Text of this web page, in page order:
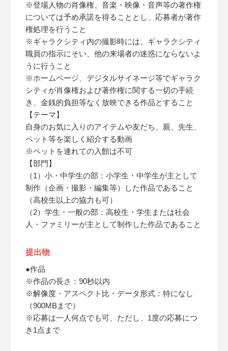
※登場人物の肖像権、音楽・映像・音声等の著作権
については予め承諾を得ることとし、応募者が著作
権処理を行うこと
※ギャラクシティ内の撮影時には、ギャラクシティ
職員の指示にそい、他の来場者の迷惑にならないよ
うに行うこと
※ホームページ、デジタルサイネージ等でギャラク
シティが肖像権および著作権に関する一切の手続
き、金銭的負担等なく放映できる作品とすること
【テーマ】
自身のお気に入りのアイテムや友だち、親、先生、
ペット等を楽しく紹介する動画
※ペットを連れての入館は不可
【部門】
（1）小・中学生の部：小学生・中学生が主として
制作（企画・撮影・編集等）した作品であること
（高校生以上の協力も可）
（2）学生・一般の部：高校生・学生または社会
人・ファミリーが主として制作した作品であること
提出物
●作品
※作品の長さ：90秒以内
※解像度・アスペクト比・データ形式：特になし
（900MBまで）
※応募は一人何点でも可、ただし、1度の応募につ
き1点まで